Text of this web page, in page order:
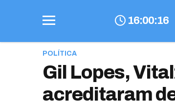
16:00:17
POLÍTICA
Gil Lopes,
acreditaram